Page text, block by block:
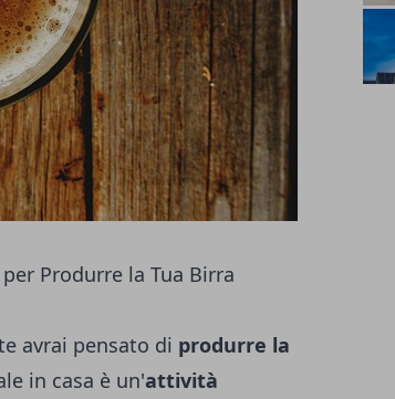
Produrre la Tua Birra
avrai pensato di produrre la
in casa è un'attività